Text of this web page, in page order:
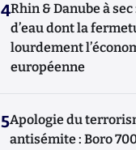
4Rhin & Danube à
d’eau dont la
lourdement
européenne
5Apologie du
antisémite : Boro